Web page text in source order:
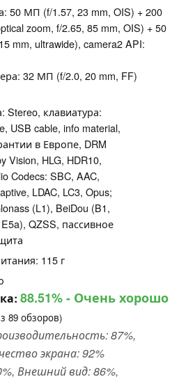
50 МП (f/1.57, 23 mm, OIS) + 200
zoom, f/2.65, 85 mm, OIS) + 50
mm, ultrawide), camera2 API:
32 МП (f/2.0, 20 mm, FF)
Stereo, клавиатура:
USB cable, info material,
в Европе, DRM
Vision, HLG, HDR10,
Codecs: SBC, AAC,
LDAC, LC3, Opus;
(L1), BeiDou (B1,
QZSS, пассивное
115 г
88.51%- Очень хорошо
89 обзоров)
87%,
экрана: 92%
Внешний вид: 86%,